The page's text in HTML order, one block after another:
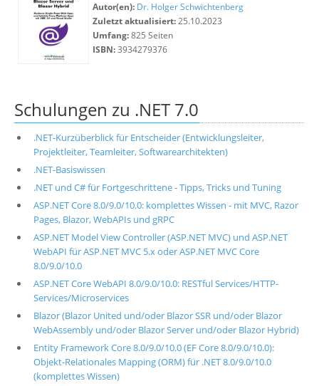
Autor(en): Dr. Holger Schwichtenberg
Zuletzt aktualisiert:25.10.2023
Umfang:825 Seiten
ISBN:3934279376
Schulungen zu .NET 7.0
.NET-Kurzüberblick für Entscheider (Entwicklungsleiter,
Projektleiter, Teamleiter, Softwarearchitekten)
.NET-Basiswissen
.NET und C# für Fortgeschrittene - Tipps, Tricks und Tuning
ASP.NET Core 8.0/9.0/10.0: komplettes Wissen - mit MVC, Razor
Pages, Blazor, WebAPIs und gRPC
ASP.NET Model View Controller (ASP.NET MVC) und ASP.NET
WebAPI für ASP.NET MVC 5.x oder ASP.NET MVC Core
8.0/9.0/10.0
ASP.NET Core WebAPI 8.0/9.0/10.0: RESTful Services/HTTP-
Services/Microservices
Blazor (Blazor United und/oder Blazor SSR und/oder Blazor
WebAssembly und/oder Blazor Server und/oder Blazor Hybrid)
Entity Framework Core 8.0/9.0/10.0 (EF Core 8.0/9.0/10.0):
Objekt-Relationales Mapping (ORM) für .NET 8.0/9.0/10.0
(komplettes Wissen)